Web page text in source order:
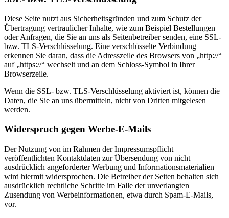
Diese Seite nutzt aus Sicherheitsgründen und zum Schutz der
Übertragung vertraulicher Inhalte, wie zum Beispiel Bestellungen
oder Anfragen, die Sie an uns als Seitenbetreiber senden, eine SSL-
bzw. TLS-Verschlüsselung. Eine verschlüsselte Verbindung
erkennen Sie daran, dass die Adresszeile des Browsers von „http://“
auf „https://“ wechselt und an dem Schloss-Symbol in Ihrer
Browserzeile.
Wenn die SSL- bzw. TLS-Verschlüsselung aktiviert ist, können die
Daten, die Sie an uns übermitteln, nicht von Dritten mitgelesen
werden.
Widerspruch gegen Werbe-E-Mails
Der Nutzung von im Rahmen der Impressumspflicht
veröffentlichten Kontaktdaten zur Übersendung von nicht
ausdrücklich angeforderter Werbung und Informationsmaterialien
wird hiermit widersprochen. Die Betreiber der Seiten behalten sich
ausdrücklich rechtliche Schritte im Falle der unverlangten
Zusendung von Werbeinformationen, etwa durch Spam-E-Mails,
vor.